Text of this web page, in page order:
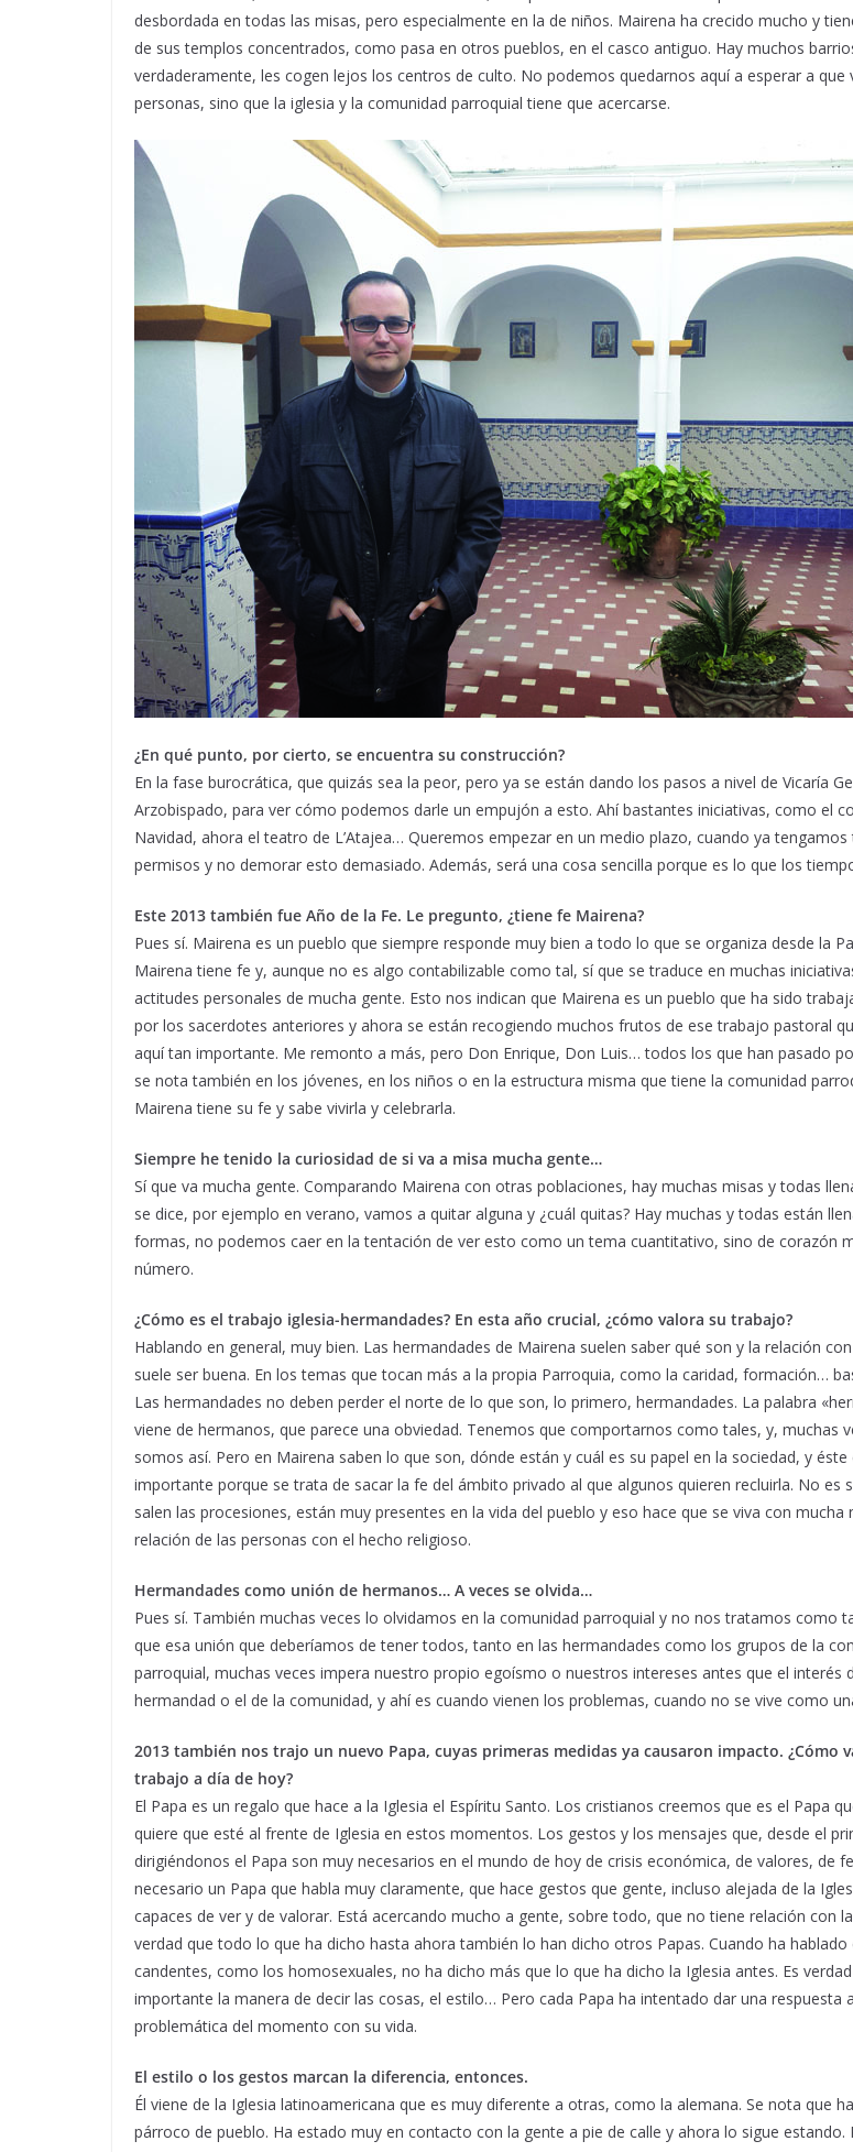
desbordada en todas las misas, pero especialmente en la de niños. Mairena ha crecido mucho y
de sus templos concentrados, como pasa en otros pueblos, en el casco antiguo. Hay muchos
verdaderamente, les cogen lejos los centros de culto. No podemos quedarnos aquí a esperar a que
personas, sino que la iglesia y la comunidad parroquial tiene que acercarse.
¿En qué punto, por cierto, se encuentra su construcción?
En la fase burocrática, que quizás sea la peor, pero ya se están dando los pasos a nivel de Vicaría
Arzobispado, para ver cómo podemos darle un empujón a esto. Ahí bastantes iniciativas, como el
Navidad, ahora el teatro de L’Atajea… Queremos empezar en un medio plazo, cuando ya
permisos y no demorar esto demasiado. Además, será una cosa sencilla porque es lo que los
Este 2013 también fue Año de la Fe. Le pregunto, ¿tiene fe Mairena?
Pues sí. Mairena es un pueblo que siempre responde muy bien a todo lo que se organiza desde la
Mairena tiene fe y, aunque no es algo contabilizable como tal, sí que se traduce en muchas
actitudes personales de mucha gente. Esto nos indican que Mairena es un pueblo que ha sido
por los sacerdotes anteriores y ahora se están recogiendo muchos frutos de ese trabajo pastoral
aquí tan importante. Me remonto a más, pero Don Enrique, Don Luis… todos los que han pasado
se nota también en los jóvenes, en los niños o en la estructura misma que tiene la comunidad
Mairena tiene su fe y sabe vivirla y celebrarla.
Siempre he tenido la curiosidad de si va a misa mucha gente…
Sí que va mucha gente. Comparando Mairena con otras poblaciones, hay muchas misas y todas
se dice, por ejemplo en verano, vamos a quitar alguna y ¿cuál quitas? Hay muchas y todas están
formas, no podemos caer en la tentación de ver esto como un tema cuantitativo, sino de corazón
número.
¿Cómo es el trabajo iglesia-hermandades? En esta año crucial, ¿cómo valora su trabajo?
Hablando en general, muy bien. Las hermandades de Mairena suelen saber qué son y la relación
suele ser buena. En los temas que tocan más a la propia Parroquia, como la caridad, formación…
Las hermandades no deben perder el norte de lo que son, lo primero, hermandades. La palabra
viene de hermanos, que parece una obviedad. Tenemos que comportarnos como tales, y, muchas
somos así. Pero en Mairena saben lo que son, dónde están y cuál es su papel en la sociedad, y éste
importante porque se trata de sacar la fe del ámbito privado al que algunos quieren recluirla. No es
salen las procesiones, están muy presentes en la vida del pueblo y eso hace que se viva con mucha
relación de las personas con el hecho religioso.
Hermandades como unión de hermanos… A veces se olvida…
Pues sí. También muchas veces lo olvidamos en la comunidad parroquial y no nos tratamos como
que esa unión que deberíamos de tener todos, tanto en las hermandades como los grupos de la
parroquial, muchas veces impera nuestro propio egoísmo o nuestros intereses antes que el interés
hermandad o el de la comunidad, y ahí es cuando vienen los problemas, cuando no se vive como
2013 también nos trajo un nuevo Papa, cuyas primeras medidas ya causaron impacto. ¿Cómo
trabajo a día de hoy?
El Papa es un regalo que hace a la Iglesia el Espíritu Santo. Los cristianos creemos que es el Papa
quiere que esté al frente de Iglesia en estos momentos. Los gestos y los mensajes que, desde el
dirigiéndonos el Papa son muy necesarios en el mundo de hoy de crisis económica, de valores, de
necesario un Papa que habla muy claramente, que hace gestos que gente, incluso alejada de la
capaces de ver y de valorar. Está acercando mucho a gente, sobre todo, que no tiene relación con la
verdad que todo lo que ha dicho hasta ahora también lo han dicho otros Papas. Cuando ha hablado
candentes, como los homosexuales, no ha dicho más que lo que ha dicho la Iglesia antes. Es
importante la manera de decir las cosas, el estilo… Pero cada Papa ha intentado dar una respuesta
problemática del momento con su vida.
El estilo o los gestos marcan la diferencia, entonces.
Él viene de la Iglesia latinoamericana que es muy diferente a otras, como la alemana. Se nota que
párroco de pueblo. Ha estado muy en contacto con la gente a pie de calle y ahora lo sigue estando.